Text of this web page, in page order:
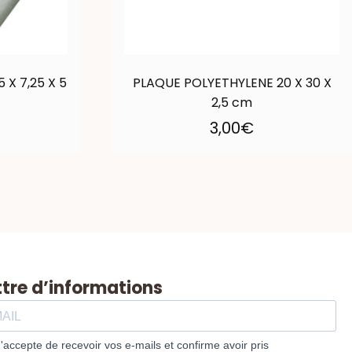
X 7,25 X 5
PLAQUE POLYETHYLENE 20 X 30 X
2,5 cm
3,00€
d’informations
de recevoir vos e-mails et confirme avoir pris